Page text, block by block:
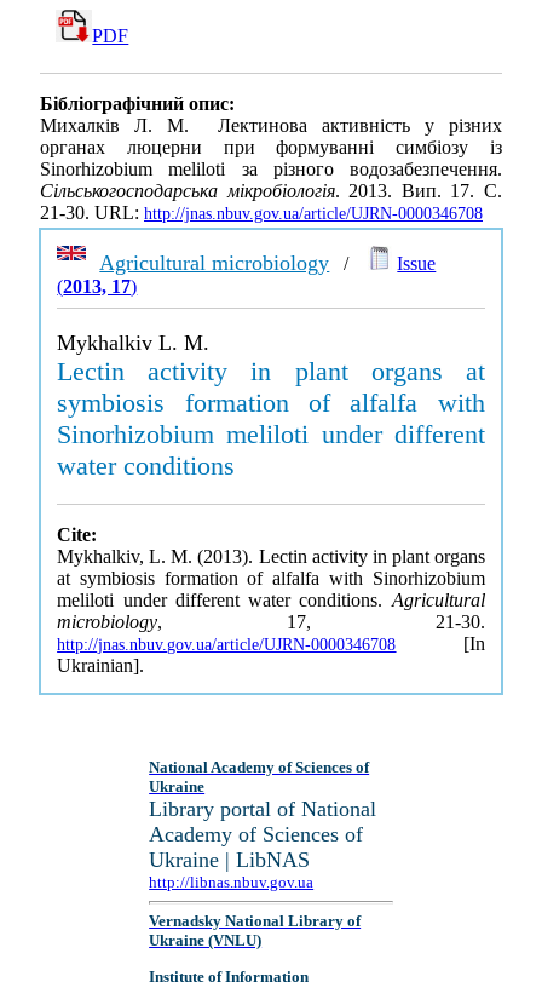
PDF
Бібліографічний опис:
Михалків Л. М. Лектинова активність у різних
органах люцерни при формуванні симбіозу із
Sinorhizobium meliloti за різного водозабезпечення.
Сільськогосподарська мікробіологія. 2013. Вип. 17. С.
21-30. URL: http://jnas.nbuv.gov.ua/article/UJRN-0000346708
Agricultural microbiology /
Issue
(2013, 17)
Mykhalkiv L. M.
Lectin activity in plant organs at
symbiosis formation of alfalfa with
Sinorhizobium meliloti under different
water conditions
Cite:
Mykhalkiv, L. M. (2013). Lectin activity in plant organs
at symbiosis formation of alfalfa with Sinorhizobium
meliloti under different water conditions. Agricultural
microbiology, 17, 21-30.
http://jnas.nbuv.gov.ua/article/UJRN-0000346708 [In
Ukrainian].
National Academy of Sciences of
Ukraine
Library portal of National
Academy of Sciences of
Ukraine | LibNAS
http://libnas.nbuv.gov.ua
Vernadsky National Library of
Ukraine (VNLU)
Institute of Information